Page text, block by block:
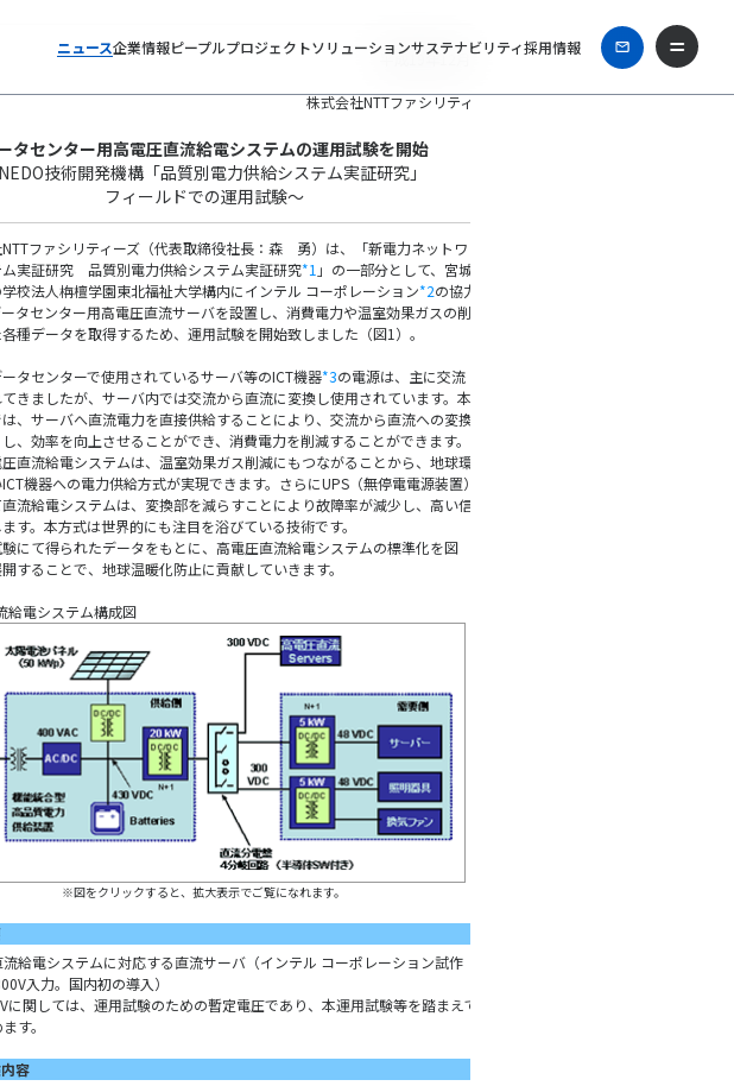
ニュース企業情報ピープルプロジェクトソリューションサステナビリティ採用情報
平成19年12月20日
株式会社NTTファシリティーズ
タセンター用高電圧直流給電システムの運用試験を開始
技術開発機構「品質別電力供給システム実証研究」
フィールドでの運用試験～
ファシリティーズ（代表取締役社長：森 勇）は、「新電力ネットワ
ム実証研究 品質別電力供給システム実証研究*1 」の一部分として、宮城
校法人栴檀学園東北福祉大学構内にインテル コーポレーション*2の協力
タセンター用高電圧直流サーバを設置し、消費電力や温室効果ガスの削
種データを取得するため、運用試験を開始致しました（図1）。
タセンターで使用されているサーバ等のICT機器*3の電源は、主に交流
きましたが、サーバ内では交流から直流に変換し使用されています。本
、サーバへ直流電力を直接供給することにより、交流から直流への変換
、効率を向上させることができ、消費電力を削減することができます。
直流給電システムは、温室効果ガス削減にもつながることから、地球環
機器への電力供給方式が実現できます。さらにUPS（無停電電源装置）
流給電システムは、変換部を減らすことにより故障率が減少し、高い信
す。本方式は世界的にも注目を浴びている技術です。
にて得られたデータをもとに、高電圧直流給電システムの標準化を図
することで、地球温暖化防止に貢献していきます。
給電システム構成図
※図をクリックすると、拡大表示でご覧になれます。
給電システムに対応する直流サーバ（インテル コーポレーション試作
入力。国内初の導入）
関しては、運用試験のための暫定電圧であり、本運用試験等を踏まえて
す。
容